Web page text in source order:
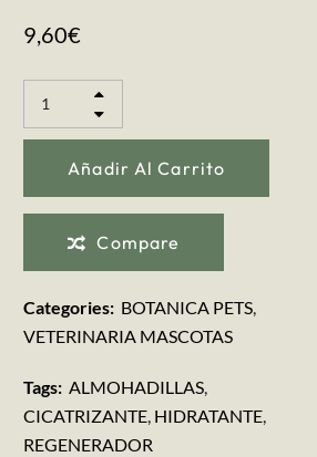
9,60€
Añadir Al Carrito
Compare
Categories: BOTANICA PETS,
VETERINARIA MASCOTAS
Tags: ALMOHADILLAS,
CICATRIZANTE, HIDRATANTE,
REGENERADOR